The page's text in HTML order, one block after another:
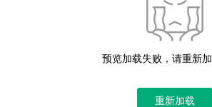
预览加载失败，请重新
重新加载